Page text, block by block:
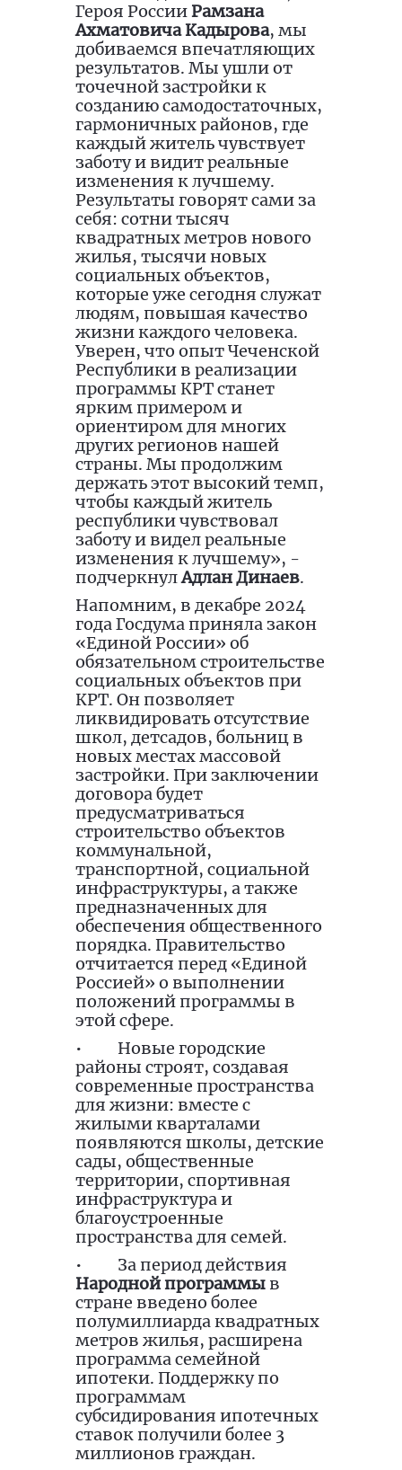
Героя РоссииРамзана
Ахматовича Кадырова, мы
добиваемся впечатляющих
результатов. Мы ушли от
точечной застройки к
созданию самодостаточных,
гармоничных районов, где
каждый житель чувствует
заботу и видит реальные
изменения к лучшему.
Результаты говорят сами за
себя: сотни тысяч
квадратных метров нового
жилья, тысячи новых
социальных объектов,
которые уже сегодня служат
людям, повышая качество
жизни каждого человека.
Уверен, что опыт Чеченской
Республики в реализации
программы КРТ станет
ярким примером и
ориентиром для многих
других регионов нашей
страны. Мы продолжим
держать этот высокий темп,
чтобы каждый житель
республики чувствовал
заботу и видел реальные
изменения к лучшему», -
подчеркнулАдлан Динаев.
Напомним, в декабре 2024
года Госдума приняла закон
«Единой России» об
обязательном строительстве
социальных объектов при
КРТ. Он позволяет
ликвидировать отсутствие
школ, детсадов, больниц в
новых местах массовой
застройки. При заключении
договора будет
предусматриваться
строительство объектов
коммунальной,
транспортной, социальной
инфраструктуры, а также
предназначенных для
обеспечения общественного
порядка. Правительство
отчитается перед «Единой
Россией» о выполнении
положений программы в
этой сфере.
•
Новые городские
районы строят, создавая
современные пространства
для жизни: вместе с
жилыми кварталами
появляются школы, детские
сады, общественные
территории, спортивная
инфраструктура и
благоустроенные
пространства для семей.
•
За период действия
Народной программы в
стране введено более
полумиллиарда квадратных
метров жилья, расширена
программа семейной
ипотеки. Поддержку по
программам
субсидирования ипотечных
ставок получили более 3
миллионов граждан.